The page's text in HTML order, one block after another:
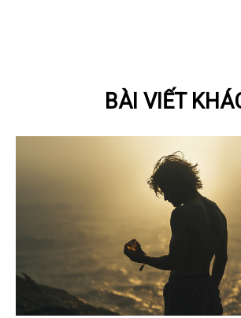
BÀI VIẾT